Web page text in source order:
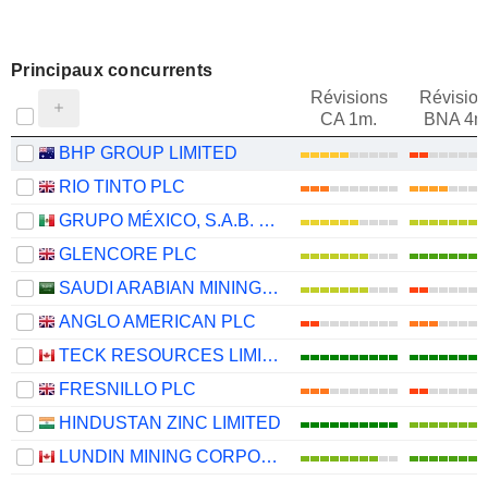
Principaux concurrents
Révisions
CA 1m.
BNA
BHP GROUP LIMITED
RIO TINTO PLC
GRUPO MÉXICO, S.A.B. DE C.V.
GLENCORE PLC
SAUDI ARABIAN MINING COMPANY (MAADEN)
ANGLO AMERICAN PLC
TECK RESOURCES LIMITED
FRESNILLO PLC
HINDUSTAN ZINC LIMITED
LUNDIN MINING CORPORATION